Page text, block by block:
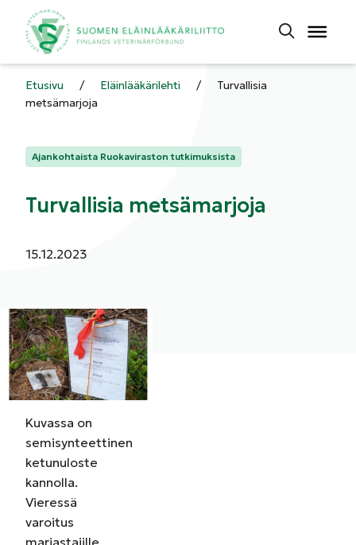
Etusivu / Eläinlääkärilehti /
Turvallisia
metsämarjoja
Kategoriat:
Ajankohtaista Ruokaviraston tutkimuksista
Turvallisia metsämarjoja
Julkaistu:
15.12.2023
Kuvassa on
semisynteettinen
ketunuloste
kannolla.
Vieressä
varoitus